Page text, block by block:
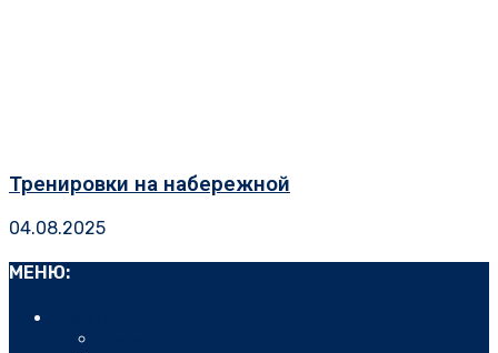
Тренировки на набережной
04.08.2025
МЕНЮ: